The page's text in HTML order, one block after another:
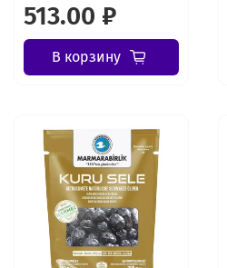
513.00 ₽
В корзину